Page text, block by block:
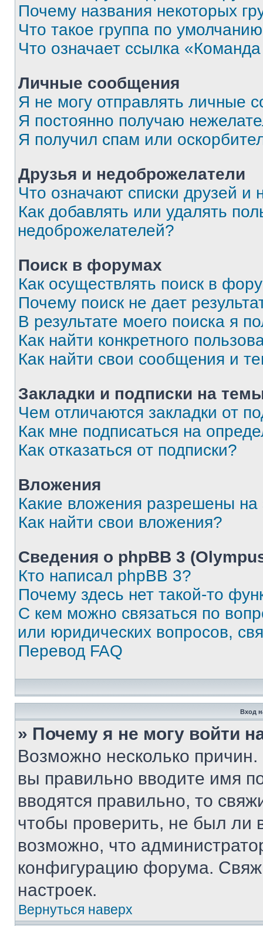
Почему названия некоторых
Что такое группа по
Что означает ссылка
Личные сообщения
Я не могу отправлять личные
Я постоянно получаю
Я получил спам или
Друзья и недоброжелатели
Что означают списки друзей и
Как добавлять или удалять
недоброжелателей?
Поиск в форумах
Как осуществлять поиск в
Почему поиск не дает
В результате моего поиска я
Как найти конкретного
Как найти свои сообщения и
Закладки и подписки на
Чем отличаются закладки от
Как мне подписаться на
Как отказаться от подписки?
Вложения
Какие вложения разрешены
Как найти свои вложения?
Сведения о phpBB 3
Кто написал phpBB 3?
Почему здесь нет такой-то
С кем можно связаться по
или юридических вопросов,
Перевод FAQ
Вход
» Почему я не могу войти
Возможно несколько
вы правильно вводите имя
вводятся правильно, то
чтобы проверить, не был ли
возможно, что
конфигурацию форума.
настроек.
Вернуться наверх